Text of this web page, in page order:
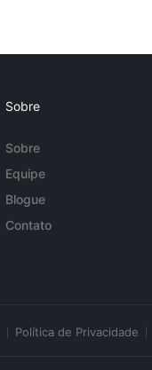
Sobre
Sobre
Equipe
Blogue
Contato
Política de Privacidade